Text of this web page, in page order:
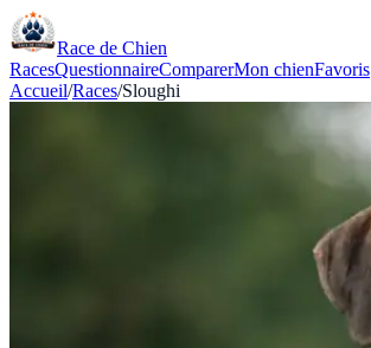
Race de Chien
RacesQuestionnaireComparerMon chienFavoris
Accueil/Races/Sloughi